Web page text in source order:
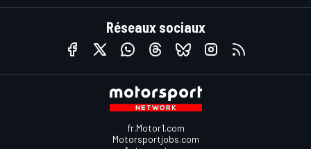
Réseaux sociaux
fr.Motor1.com
Motorsportjobs.com